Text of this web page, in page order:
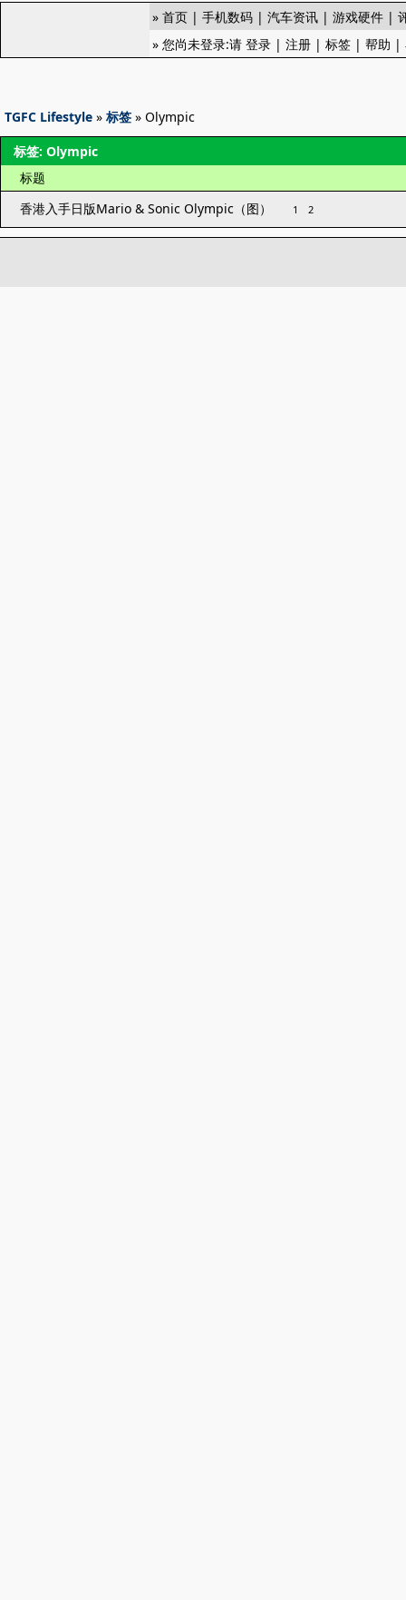
» 首页 | 手机数码 | 汽车资讯 | 游戏硬件 |
» 您尚未登录:请 登录 | 注册 | 标签 | 帮助 |
TGFC Lifestyle » 标签 » Olympic
标签: Olympic
标题
香港入手日版Mario & Sonic Olympic（图）
1 2